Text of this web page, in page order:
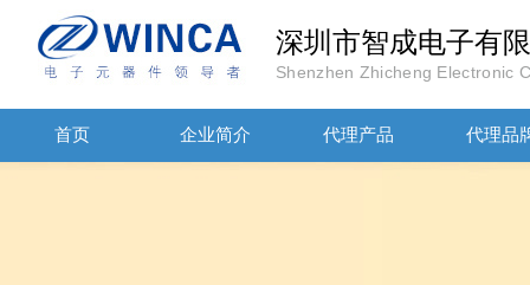
深圳市智成电子有
Shenzhen Zhicheng Electronic
首页 企业简介 代理产品 代理品